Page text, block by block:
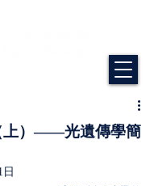
上）——光遺傳學簡